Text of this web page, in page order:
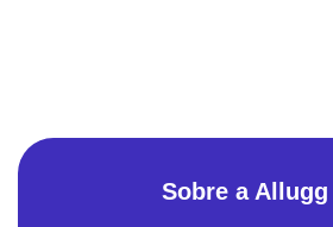
Sobre a Allugg